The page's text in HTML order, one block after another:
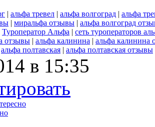
| альфа тревел | альфа волгоград | альфа
| миральфа отзывы | альфа волгоград
Туроператор Альфа | сеть туроператоров
отзывы | альфа калинина | альфа калинина
альфа полтавская | альфа полтавская отзывы
в 15:35